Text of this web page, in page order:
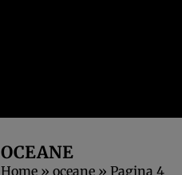
OCEANE
Home » oceane » Pagina 4